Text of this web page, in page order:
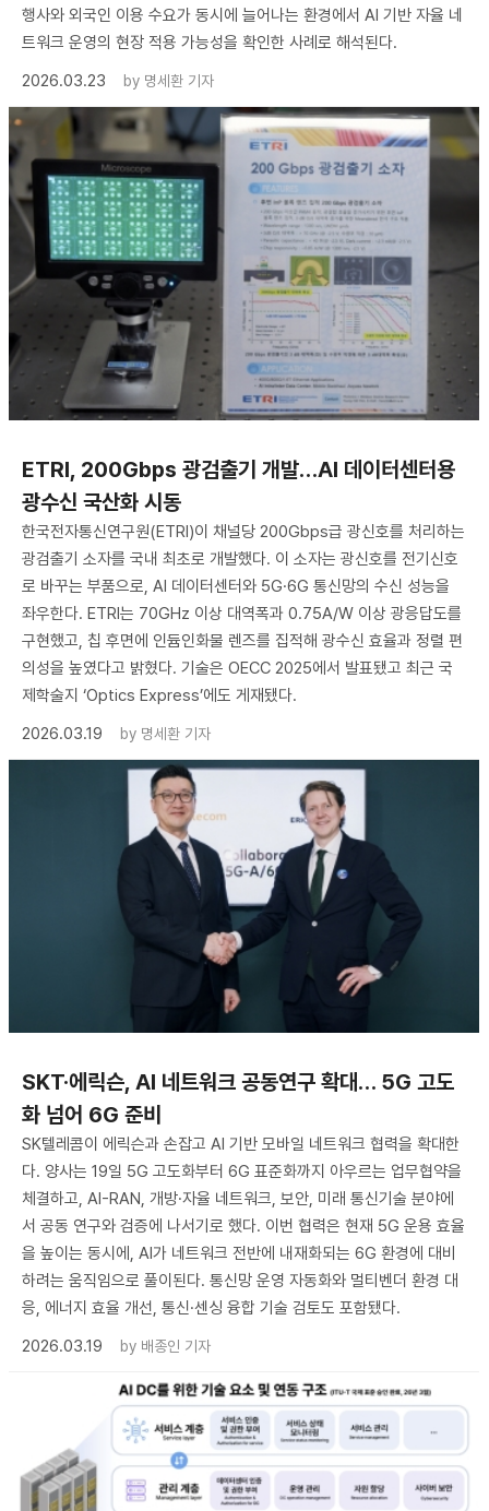
행사와 외국인 이용 수요가 동시에 늘어나는 환경에서 AI 기반 자율 네
트워크 운영의 현장 적용 가능성을 확인한 사례로 해석된다.
2026.03.23
by 명세환 기자
ETRI, 200Gbps 광검출기 개발…AI 데이터센터용
광수신 국산화 시동
한국전자통신연구원(ETRI)이 채널당 200Gbps급 광신호를 처리하는
광검출기 소자를 국내 최초로 개발했다. 이 소자는 광신호를 전기신호
로 바꾸는 부품으로, AI 데이터센터와 5G·6G 통신망의 수신 성능을
좌우한다. ETRI는 70GHz 이상 대역폭과 0.75A/W 이상 광응답도를
구현했고, 칩 후면에 인듐인화물 렌즈를 집적해 광수신 효율과 정렬 편
의성을 높였다고 밝혔다. 기술은 OECC 2025에서 발표됐고 최근 국
제학술지 ‘Optics Express’에도 게재됐다.
2026.03.19
by 명세환 기자
SKT·에릭슨, AI 네트워크 공동연구 확대… 5G 고도
화 넘어 6G 준비
SK텔레콤이 에릭슨과 손잡고 AI 기반 모바일 네트워크 협력을 확대한
다. 양사는 19일 5G 고도화부터 6G 표준화까지 아우르는 업무협약을
체결하고, AI-RAN, 개방·자율 네트워크, 보안, 미래 통신기술 분야에
서 공동 연구와 검증에 나서기로 했다. 이번 협력은 현재 5G 운용 효율
을 높이는 동시에, AI가 네트워크 전반에 내재화되는 6G 환경에 대비
하려는 움직임으로 풀이된다. 통신망 운영 자동화와 멀티벤더 환경 대
응, 에너지 효율 개선, 통신·센싱 융합 기술 검토도 포함됐다.
2026.03.19
by 배종인 기자